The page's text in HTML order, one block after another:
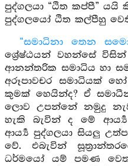
පුද්ගලයා “ඨිත කප්පී” යයි
පුද්ගලයෝ ඨිත කල්පීහු
“සමාධිනා තෙන
ශ්‍රේෂ්ඨයන් වහන්සේ
ආනන්තරික සමාධිය හා
අරූපාවචර සමාධියක්
කුමක් හෙයින්ද? ඒ
ලොව උපන්නේ නමුදු
හැකි බැවින් ද මේ
ආර්‍ය්‍ය පුද්ගලයා සියලු
වේ. එබැවින්
ධර්මයෝ යම් පමණ